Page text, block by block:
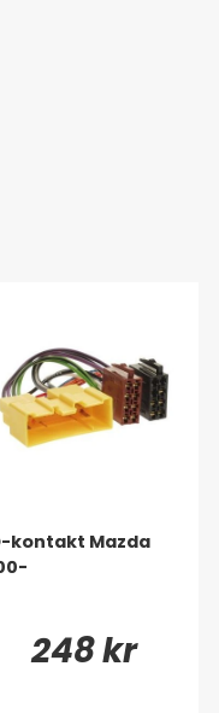
kontakt Mazda
248 kr